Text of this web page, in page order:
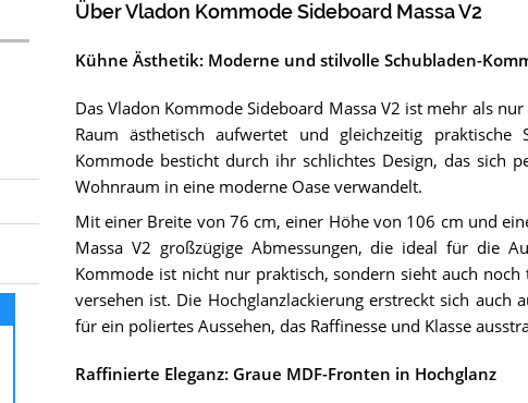
Über Vladon Kommode Sideboard Massa V2
Kühne Ästhetik: Moderne und stilvolle Schubladen-
Das Vladon Kommode Sideboard Massa V2 ist mehr als
Raum ästhetisch aufwertet und gleichzeitig
Kommode besticht durch ihr schlichtes Design, das sich
Wohnraum in eine moderne Oase verwandelt.
Mit einer Breite von 76 cm, einer Höhe von 106 cm und
Massa V2 großzügige Abmessungen, die ideal für die
Kommode ist nicht nur praktisch, sondern sieht auch
versehen ist. Die Hochglanzlackierung erstreckt sich
für ein poliertes Aussehen, das Raffinesse und Klasse
Raffinierte Eleganz: Graue MDF-Fronten in Hochglanz